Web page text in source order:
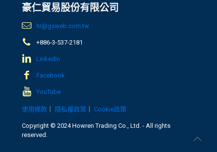
豪仁貿易股份有限公司
hr@gsweb.com.tw
+886-3-537-2181
Linkedin
Facebook
YouTube
使用條款 隱私權政策 Cookie政策
Copyright © 2024 Howren Trading Co., Ltd. - All rights
reserved.